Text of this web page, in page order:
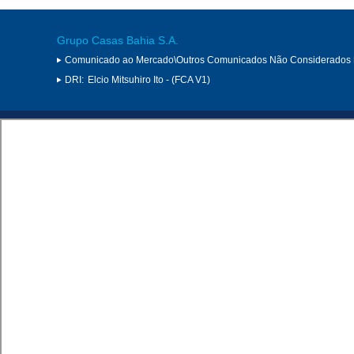
Grupo Casas Bahia S.A.
Comunicado ao Mercado\Outros Comunicados Não Considerados
DRI: Elcio Mitsuhiro Ito - (FCA V1)